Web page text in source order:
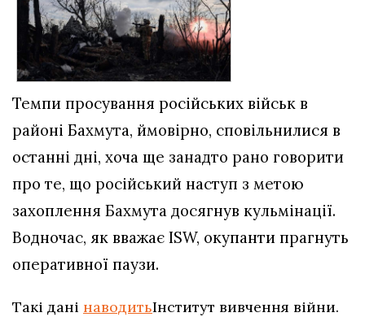
Темпи просування російських військ в
районі Бахмута, ймовірно, сповільнилися в
останні дні, хоча ще занадто рано говорити
про те, що російський наступ з метою
захоплення Бахмута досягнув кульмінації.
Водночас, як вважає ISW, окупанти прагнуть
оперативної паузи.
Такі дані наводитьІнститут вивчення війни.